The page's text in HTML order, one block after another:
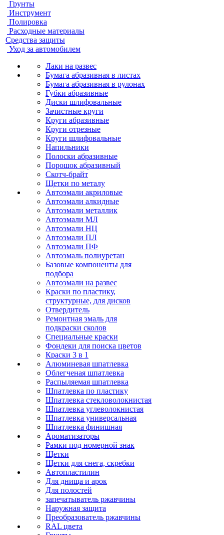
Грунты
Инструмент
Полировка
Расходные материалы
Средства защиты
Уход за автомобилем
Лаки на развес
Бумага абразивная в листах
Бумага абразивная в рулонах
Губки абразивные
Диски шлифовальные
Зачистные круги
Круги абразивные
Круги отрезные
Круги шлифовальные
Напильники
Полоски абразивные
Порошок абразивный
Скотч-брайт
Щетки по металу
Автоэмали акриловые
Автоэмали алкидные
Автоэмали металлик
Автоэмали МЛ
Автоэмали НЦ
Автоэмали ПЛ
Автоэмали ПФ
Автоэмаль полиуретан
Базовые компоненты для
подбора
Автоэмали на развес
Краски по пластику,
структурные, для дисков
Отвердитель
Ремонтная эмаль для
подкраски сколов
Специальные краски
Фондеки для поиска цветов
Краски 3 в 1
Алюминевая шпатлевка
Облегченая шпатлевка
Распыляемая шпатлевка
Шпатлевка по пластику
Шпатлевка стекловолокнистая
Шпатлевка углеволокнистая
Шпатлевка универсальная
Шпатлевка финишная
Ароматизаторы
Рамки под номерной знак
Щетки
Щетки для снега, скребки
Автопластилин
Для днища и арок
Для полостей
запечатыватель ржавчины
Наружная защита
Преобразователь ржавчины
RAL цвета